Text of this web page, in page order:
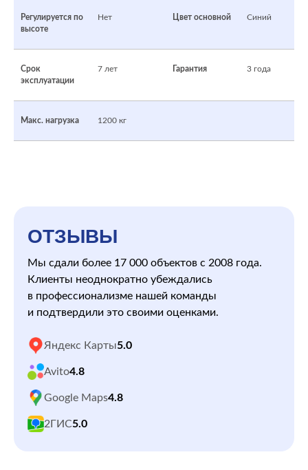
Регулируется по
высоте
Нет Цвет основной Синий
Срок
эксплуатации
7 лет Гарантия 3 года
Макс. нагрузка 1200 кг
ОТЗЫВЫ
Мы сдали более 17 000 объектов с 2008 года.
Клиенты неоднократно убеждались
в профессионализме нашей команды
и подтвердили это своими оценками.
Яндекс Карты5.0
Avito4.8
Google Maps4.8
2ГИС5.0